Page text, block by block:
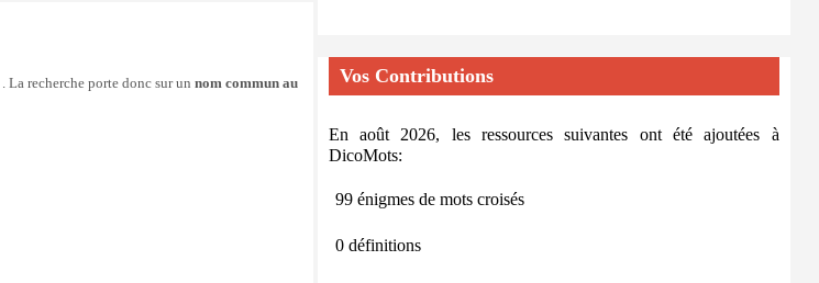
. La recherche porte donc sur un nom commun au
Vos Contributions
En août 2026, les ressources suivantes ont été ajoutées à
DicoMots:
99 énigmes de mots croisés
0 définitions